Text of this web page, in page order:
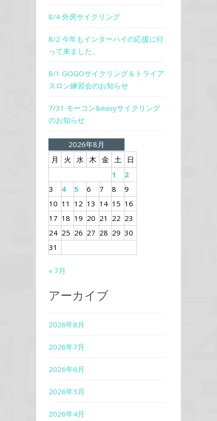
8/4 外房サイクリング
8/2 今年もインターハイの応援に行
って来ました。
8/1 GOGOサイクリング＆トライア
スロン練習会のお知らせ
7/31 モーコン&easyサイクリング
のお知らせ
2026年8月
月
火 水 木 金 土
日
1
2
3
4 5 6 7 8
9
10 11 12 13 14 15 16
17 18 19 20 21 22 23
24 25 26 27 28 29 30
31
« 7月
アーカイブ
2026年8月
2026年7月
2026年6月
2026年5月
2026年4月